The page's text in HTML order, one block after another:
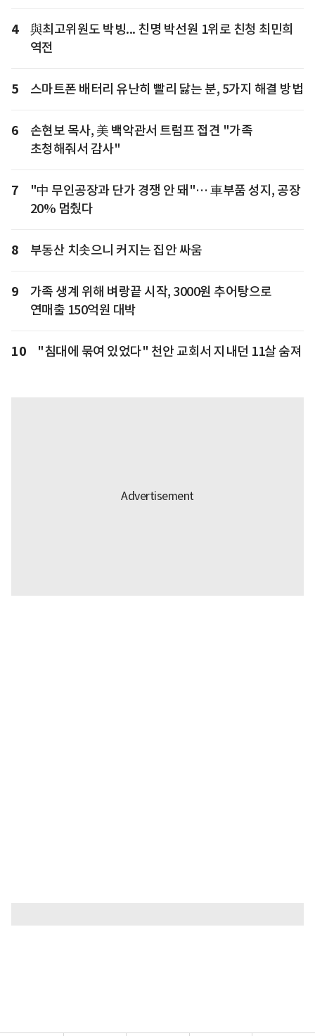
4
與최고위원도 박빙... 친명 박선원 1위로 친청 최민희
역전
5 스마트폰 배터리 유난히 빨리 닳는 분, 5가지 해결 방법
6
손현보 목사, 美 백악관서 트럼프 접견 "가족
초청해줘서 감사"
7
"中 무인공장과 단가 경쟁 안 돼"… 車부품 성지, 공장
20% 멈췄다
8 부동산 치솟으니 커지는 집안 싸움
9
가족 생계 위해 벼랑끝 시작, 3000원 추어탕으로
연매출 150억원 대박
10 "침대에 묶여 있었다" 천안 교회서 지내던 11살 숨져